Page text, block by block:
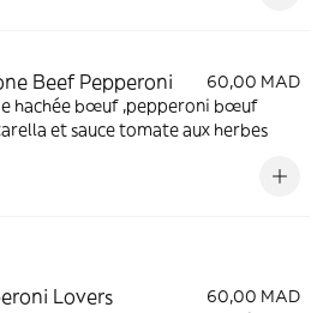
Beef Pepperoni
60,00 MAD
hachée bœuf ,pepperoni bœuf
et sauce tomate aux herbes
Lovers
60,00 MAD